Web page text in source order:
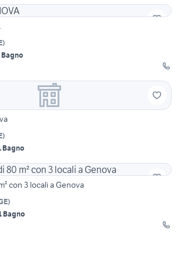
)
Bagno
)
Bagno
con 3 locali a Genova
)
Bagno